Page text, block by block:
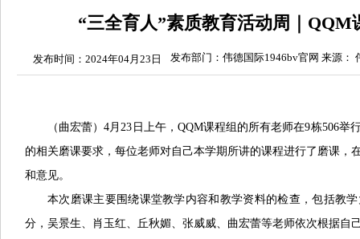
“三全育人”素质教育活动周｜QQM
发布时间：2024年04月23日 发布部门：伟德国际1946bv官网 来源：
（曲宏蕾）4月23日上午，QQM课程组的所有老师在9栋506
的相关磨课要求，每位老师对自己本学期所讲的课程进行了磨课，
和意见。
本次磨课主要围绕课堂教学内容和教学资料的检查，包括教
分，吴景生、肖玉红、丘秋媚、张威威、曲宏蕾等老师依次根据自